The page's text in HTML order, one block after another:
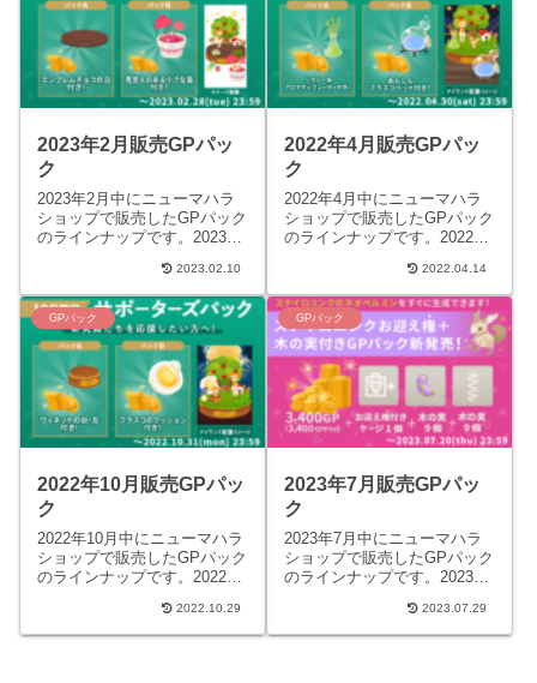
2023年2月販売GPパッ
ク
2023年2月中にニューマハラ
ショップで販売したGPパック
のラインナップです。2023年
クAパック内容480GP「エン
ブレムチョコの...
2023.02.10
2022年4月販売GPパッ
ク
2022年4月中にニューマハラ
ショップで販売したGPパック
のラインナップです。2022年
クA パック内容リヴリー用ア
ロマディフューザ...
2022.04.14
GPパック
2022年10月販売GPパッ
ク
2022年10月中にニューマハラ
ショップで販売したGPパック
のラインナップです。2022年
ックAパック内容490GP「ヴ
ィネットの台...
2022.10.29
GPパック
2023年7月販売GPパッ
ク
2023年7月中にニューマハラ
ショップで販売したGPパック
のラインナップです。2023年
ルーンの島パックAパック内
容2,200GP「...
2023.07.29